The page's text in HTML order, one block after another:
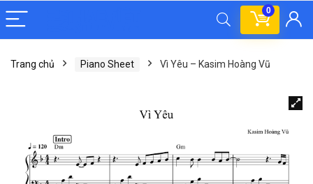
0
Trang chủ Piano Sheet Vì Yêu – Kasim Hoàng Vũ